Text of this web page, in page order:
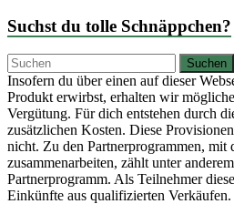
Suchst du tolle Schnäppchen?
Insofern du über einen auf dieser
Produkt erwirbst, erhalten wir
Vergütung. Für dich entstehen durch
zusätzlichen Kosten. Diese
nicht. Zu den Partnerprogrammen, mit
zusammenarbeiten, zählt unter
Partnerprogramm. Als Teilnehmer
Einkünfte aus qualifizierten Verkäufen.